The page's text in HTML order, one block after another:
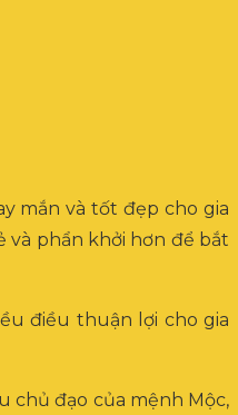
mắn và tốt đẹp cho gia
và phẩn khởi hơn để bắt
điều thuận lợi cho gia
chủ đạo của mệnh Mộc,